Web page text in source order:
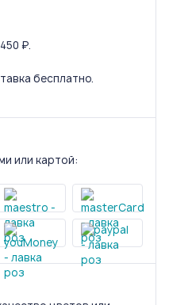
₽.
бесплатно.
или картой: